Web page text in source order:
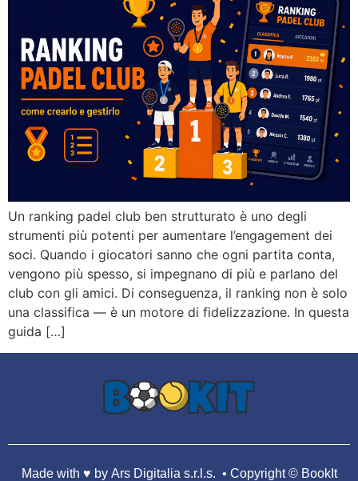
Un ranking padel club ben strutturato è uno degli
strumenti più potenti per aumentare l’engagement dei
soci. Quando i giocatori sanno che ogni partita conta,
vengono più spesso, si impegnano di più e parlano del
club con gli amici. Di conseguenza, il ranking non è solo
una classifica — è un motore di fidelizzazione. In questa
guida […]
Made with ♥️ by Ars Digitalia s.r.l.s. • Copyright© BookIt